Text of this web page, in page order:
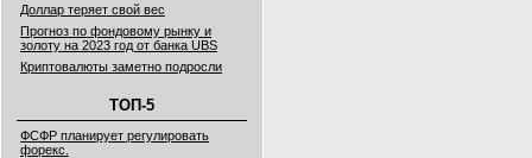
Доллар теряет свой вес
Прогноз по фондовому рынку и
золоту на 2023 год от банка UBS
Криптовалюты заметно подросли
ТОП-5
ФСФР планирует регулировать
форекс.